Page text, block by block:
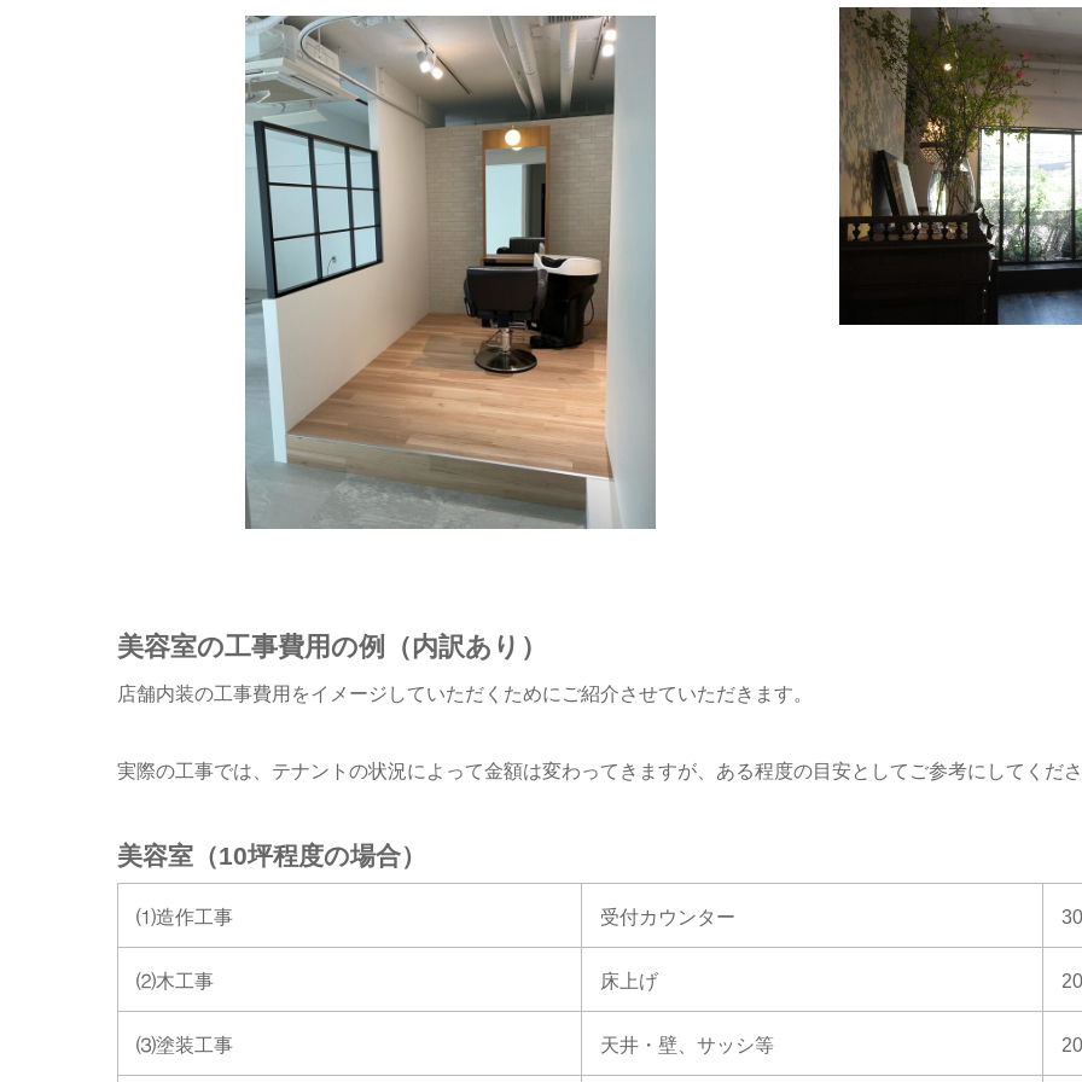
美容室の工事費用の例（内訳あり）
店舗内装の工事費用をイメージしていただくためにご紹介させていただきます。
実際の工事では、テナントの状況によって金額は変わってきますが、ある程度の目安としてご参考にしてくださ
美容室（10坪程度の場合）
⑴造作工事 受付カウンター
⑵木工事 床上げ
⑶塗装工事 天井・壁、サッシ等